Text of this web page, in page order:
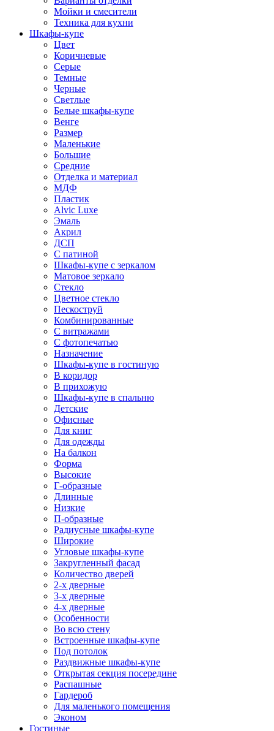
Мойки и смесители
Техника для кухни
Шкафы-купе
Цвет
Коричневые
Серые
Темные
Черные
Светлые
Белые шкафы-купе
Венге
Размер
Маленькие
Большие
Средние
Отделка и материал
МДФ
Пластик
Alvic Luxe
Эмаль
Акрил
ДСП
С патиной
Шкафы-купе с зеркалом
Матовое зеркало
Стекло
Цветное стекло
Пескоструй
Комбинированные
С витражами
С фотопечатью
Назначение
Шкафы-купе в гостиную
В коридор
В прихожую
Шкафы-купе в спальню
Детские
Офисные
Для книг
Для одежды
На балкон
Форма
Высокие
Г-образные
Длинные
Низкие
П-образные
Радиусные шкафы-купе
Широкие
Угловые шкафы-купе
Закругленный фасад
Количество дверей
2-х дверные
3-х дверные
4-х дверные
Особенности
Во всю стену
Встроенные шкафы-купе
Под потолок
Раздвижные шкафы-купе
Открытая секция посередине
Распашные
Гардероб
Для маленького помещения
Эконом
Гостиные